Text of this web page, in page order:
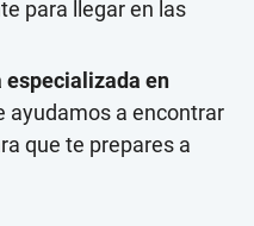
para llegar en las
especializada en
ayudamos a encontrar
que te prepares a